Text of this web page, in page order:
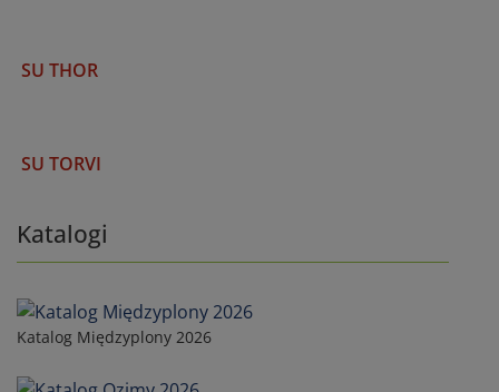
Katalogi
Katalog Międzyplony 2026
SU THOR
SU TORVI